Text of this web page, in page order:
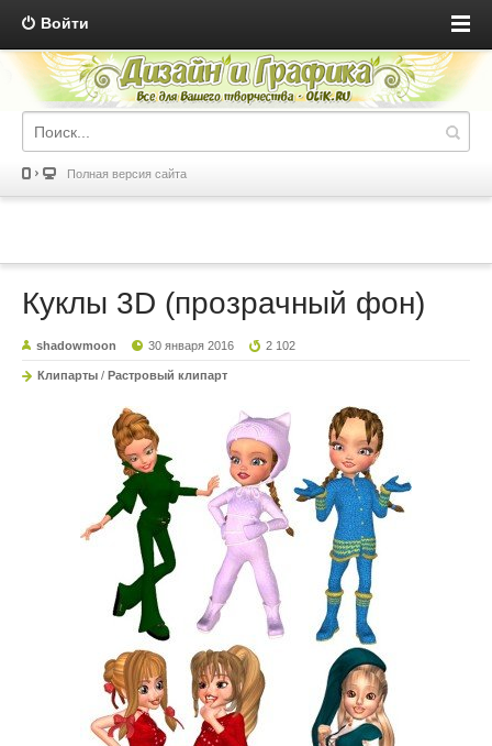
Войти
Полная версия сайта
Куклы 3D (прозрачный фон)
shadowmoon 30 января 2016 2 102
Клипарты / Растровый клипарт